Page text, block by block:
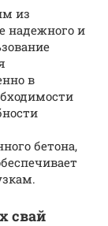
из
надежного и
в
бетона,
свай